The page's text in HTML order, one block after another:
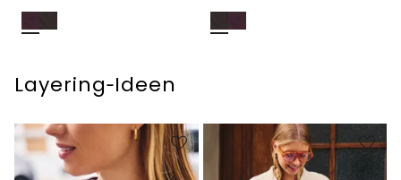
Layering‑Ideen